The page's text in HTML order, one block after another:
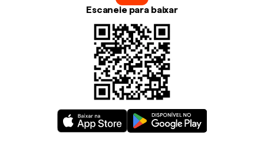
Escaneie para baixar